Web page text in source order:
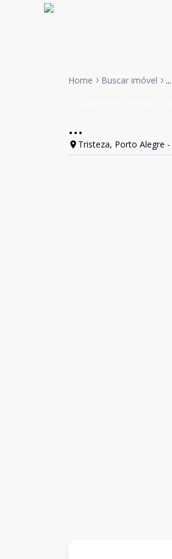
Home Buscar imóvel ...
...
Tristeza, Porto Alegre -